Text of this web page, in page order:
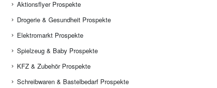
Aktionsflyer Prospekte
Drogerie & Gesundheit Prospekte
Elektromarkt Prospekte
Spielzeug & Baby Prospekte
KFZ & Zubehör Prospekte
Schreibwaren & Bastelbedarf Prospekte